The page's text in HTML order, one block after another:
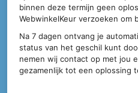
binnen deze termijn geen
WebwinkelKeur verzoeken om
Na 7 dagen ontvang je
status van het geschil kunt
nemen wij contact op met jou
gezamenlijk tot een oplossing